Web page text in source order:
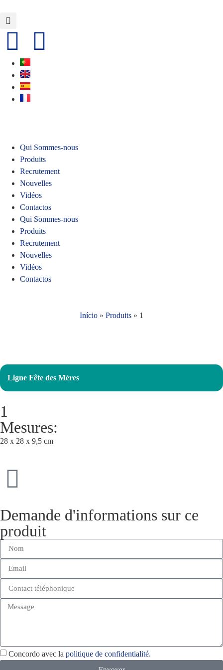
Qui Sommes-nous
Produits
Recrutement
Nouvelles
Vidéos
Contactos
Qui Sommes-nous
Produits
Recrutement
Nouvelles
Vidéos
Contactos
Início » Produits » 1
Ligne Fête des Mères
1
Mesures:
28 x 28 x 9,5 cm
Demande d'informations sur ce
produit
Concordo avec la politique de confidentialité.